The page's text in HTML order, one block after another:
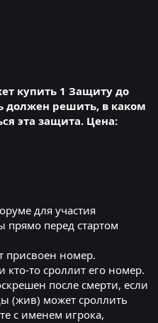
купить 1 Защиту до
должен решить, в каком
эта защита. Цена:
для участия
прямо перед стартом
присвоен номер.
кто-то сроллит его номер.
после смерти, если
(жив) может сроллить
с именем игрока,